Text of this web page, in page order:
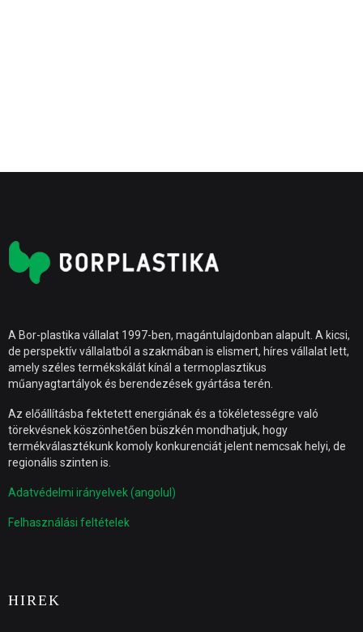
A Bor-plastika vállalat 1997-ben, magántulajdonban alapult. A kicsi,
de perspektív vállalatból a szakmában is elismert, híres vállalat lett,
amely széles termékskálát kínál a termoplasztikus
műanyagtartályok és berendezések gyártása terén.
Az előállításba fektetett energiának és a tökéletességre való
törekvésnek köszönhetően büszkén mondhatjuk, hogy
termékválasztékunk komoly konkurenciát jelent nemcsak helyi, de
regionális szinten is.
Adatvédelmi irányelvek (angolul)
Felhasználási feltételek
HIREK